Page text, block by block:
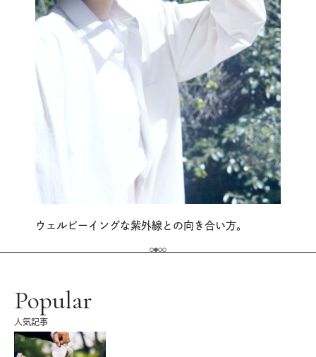
ウェルビーイングな紫外線との向き合い方。
Popular
人気記事